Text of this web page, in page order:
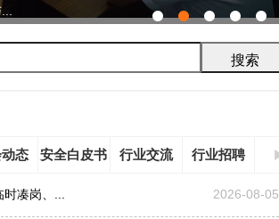
态 安全白皮书 行业交流 行业招聘
凑岗、... 2026-08-05